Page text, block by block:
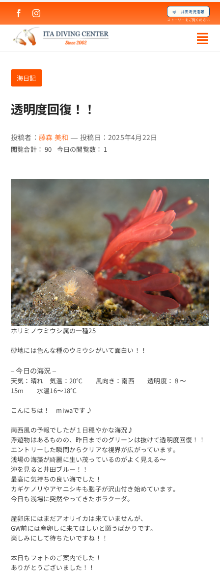
content
🤿｜井田海況速報
ストーリーをご覧ください
海日記
透明度回復！！
投稿者： 藤森 美和 — 投稿日：2025年4月22日
閲覧合計： 90 今日の閲覧数： 1
ホリミノウミウシ属の一種25
砂地には色んな種のウミウシがいて面白い！！
– 今日の海況 –
天気：晴れ 気温：20℃ 風向き：南西 透明度：８〜
15m 水温16〜18℃
こんにちは！ miwaです♪
南西風の予報でしたが１日穏やかな海況♪
浮遊物はあるものの、昨日までのグリーンは抜けて透明度回復！！
エントリーした瞬間からクリアな視界が広がっています。
浅場の海藻が綺麗に生い茂っているのがよく見える〜
沖を見ると井田ブルー！！
最高に気持ちの良い海でした！
カギケノリやアヤニシキも胞子が沢山付き始めています。
今日も浅場に突然やってきたボラクーダ。
産卵床にはまだアオリイカは来ていませんが、
GW前には産卵しに来てほしいと願うばかりです。
楽しみにして待ちたいですね！！
本日もフォトのご案内でした！
ありがとうございました！！